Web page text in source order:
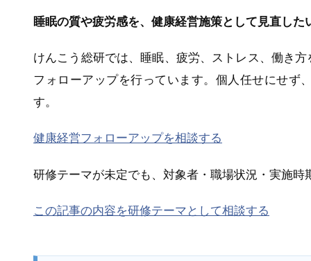
睡眠の質や疲労感を、健康経営施策として見直した
けんこう総研では、睡眠、疲労、ストレス、働き
フォローアップを行っています。個人任せにせず
す。
健康経営フォローアップを相談する
研修テーマが未定でも、対象者・職場状況・実施時
この記事の内容を研修テーマとして相談する